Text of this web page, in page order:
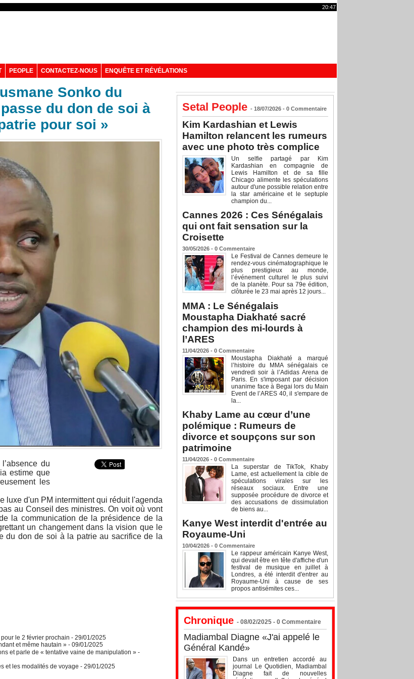
20:47
PEOPLE CONTACTEZ-NOUS ENQUÊTE ET RÉVÉLATIONS
Sonko du
du don de soi à
pour soi »
du
estime que
les
luxe d'un PM intermittent qui réduit l'agenda
au Conseil des ministres. On voit où vont
la communication de la présidence de la
un changement dans la vision que le
du don de soi à la patrie au sacrifice de la
le 2 février prochain - 29/01/2025
et même hautain » - 09/01/2025
et parle de « tentative vaine de manipulation » -
et les modalités de voyage - 29/01/2025
Setal People - 18/07/2026 - 0 Commentaire
Kim Kardashian et Lewis
Hamilton relancent les rumeurs
avec une photo très complice
Un selfie partagé par Kim
Kardashian en compagnie de
Lewis Hamilton et de sa fille
Chicago alimente les spéculations
autour d'une possible relation entre
la star américaine et le septuple
champion du...
Cannes 2026 : Ces Sénégalais
qui ont fait sensation sur la
Croisette
30/05/2026 - 0 Commentaire
Le Festival de Cannes demeure le
rendez-vous cinématographique le
plus prestigieux au monde,
l’événement culturel le plus suivi
de la planète. Pour sa 79e édition,
clôturée le 23 mai après 12 jours...
MMA : Le Sénégalais
Moustapha Diakhaté sacré
champion des mi-lourds à
l’ARES
11/04/2026 - 0 Commentaire
Moustapha Diakhaté a marqué
l’histoire du MMA sénégalais ce
vendredi soir à l’Adidas Arena de
Paris. En s'imposant par décision
unanime face à Begai lors du Main
Event de l’ARES 40, il s'empare de
la...
Khaby Lame au cœur d’une
polémique : Rumeurs de
divorce et soupçons sur son
patrimoine
11/04/2026 - 0 Commentaire
La superstar de TikTok, Khaby
Lame, est actuellement la cible de
spéculations virales sur les
réseaux sociaux. Entre une
supposée procédure de divorce et
des accusations de dissimulation
de biens au...
Kanye West interdit d'entrée au
Royaume-Uni
10/04/2026 - 0 Commentaire
Le rappeur américain Kanye West,
qui devait être en tête d'affiche d'un
festival de musique en juillet à
Londres, a été interdit d'entrer au
Royaume-Uni à cause de ses
propos antisémites ces...
Chronique - 08/02/2025 - 0 Commentaire
Madiambal Diagne «J'ai appelé le
Général Kandé»
Dans un entretien accordé au
journal Le Quotidien, Madiambal
Diagne fait de nouvelles